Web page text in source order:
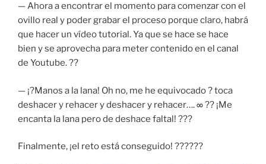
— Ahora a encontrar el momento para comenzar con el
ovillo real y poder grabar el proceso porque claro, habrá
que hacer un vídeo tutorial. Ya que se hace se hace
bien y se aprovecha para meter contenido en el canal
de Youtube. ??
— ¡?Manos a la lana! Oh no, me he equivocado ? toca
deshacer y rehacer y deshacer y rehacer…. ∞ ?? ¡Me
encanta la lana pero de deshace faltal! ???
Finalmente, ¡el reto está conseguido! ??????